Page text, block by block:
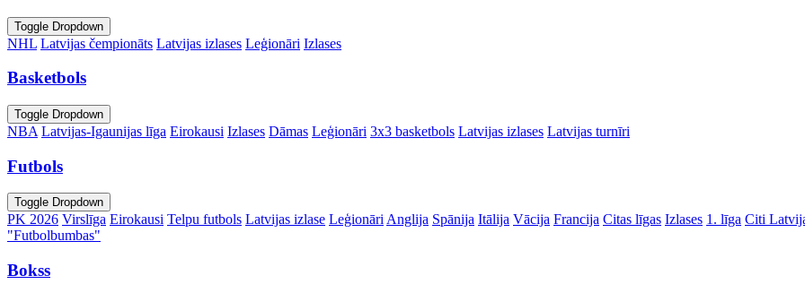
Toggle Dropdown
NHL Latvijas čempionāts Latvijas izlases Leģionāri Izlases
Basketbols
Toggle Dropdown
NBA Latvijas-Igaunijas līga Eirokausi Izlases Dāmas Leģionāri 3x3 basketbols Latvijas izlases Latvijas turnīri
Futbols
Toggle Dropdown
PK 2026 Virslīga Eirokausi Telpu futbols Latvijas izlase Leģionāri Anglija Spānija Itālija Vācija Francija Citas līgas Izlases 1. līga Citi
"Futbolbumbas"
Bokss